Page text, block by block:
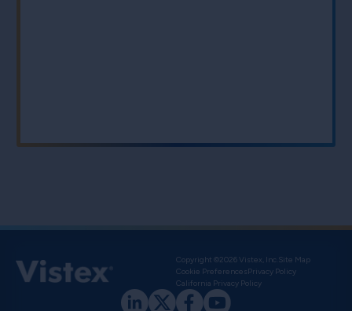
Copyright ©2026 Vistex, Inc. Site Map
Cookie PreferencesPrivacy Policy
California Privacy Policy